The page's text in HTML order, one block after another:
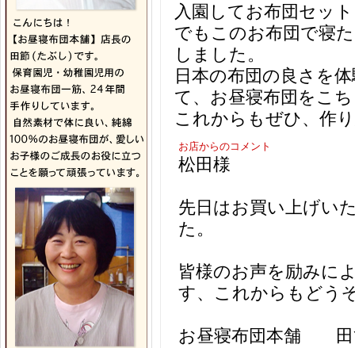
入園してお布団セッ
でもこのお布団で寝
しました。
日本の布団の良さを
て、お昼寝布団をこ
これからもぜひ、作
お店からのコメント
松田様
先日はお買い上げい
た。
皆様のお声を励みに
す、これからもどう
お昼寝布団本舗 田